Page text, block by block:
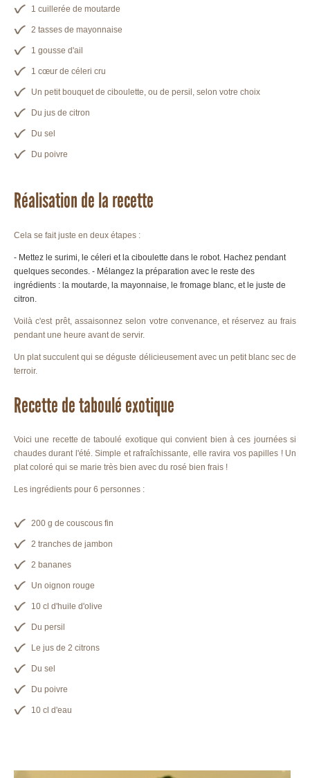
1 cuillerée de moutarde
2 tasses de mayonnaise
1 gousse d'ail
1 cœur de céleri cru
Un petit bouquet de ciboulette, ou de persil, selon votre choix
Du jus de citron
Du sel
Du poivre
Réalisation de la recette
Cela se fait juste en deux étapes :
- Mettez le surimi, le céleri et la ciboulette dans le robot. Hachez pendant
quelques secondes. - Mélangez la préparation avec le reste des
ingrédients : la moutarde, la mayonnaise, le fromage blanc, et le juste de
citron.
Voilà c'est prêt, assaisonnez selon votre convenance, et réservez au frais
pendant une heure avant de servir.
Un plat succulent qui se déguste délicieusement avec un petit blanc sec de
terroir.
Recette de taboulé exotique
Voici une recette de taboulé exotique qui convient bien à ces journées si
chaudes durant l'été. Simple et rafraîchissante, elle ravira vos papilles ! Un
plat coloré qui se marie très bien avec du rosé bien frais !
Les ingrédients pour 6 personnes :
200 g de couscous fin
2 tranches de jambon
2 bananes
Un oignon rouge
10 cl d'huile d'olive
Du persil
Le jus de 2 citrons
Du sel
Du poivre
10 cl d'eau